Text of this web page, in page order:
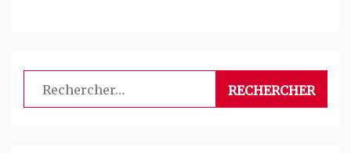
Rechercher :